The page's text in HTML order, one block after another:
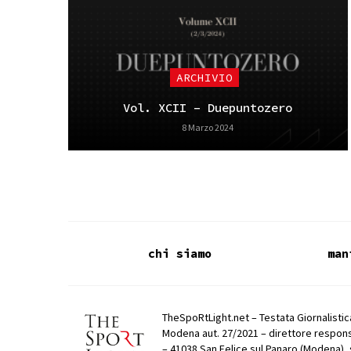
ARCHIVIO
Vol. XCII – Duepuntozero
8 Marzo 2024
chi siamo
TheSpoRtLight.net – Testata
Modena aut. 27/2021 – direttore